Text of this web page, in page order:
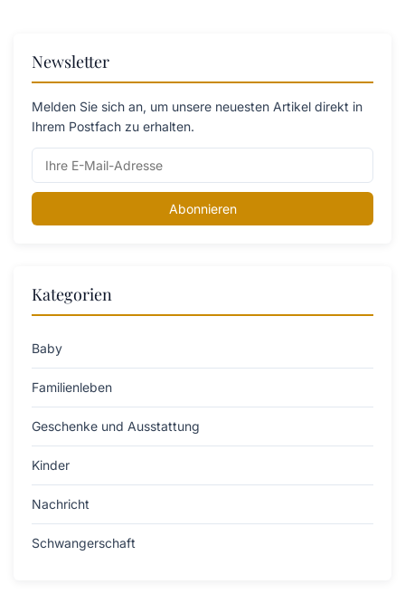
Newsletter
Melden Sie sich an, um unsere neuesten Artikel direkt in
Ihrem Postfach zu erhalten.
Abonnieren
Kategorien
Baby
Familienleben
Geschenke und Ausstattung
Kinder
Nachricht
Schwangerschaft